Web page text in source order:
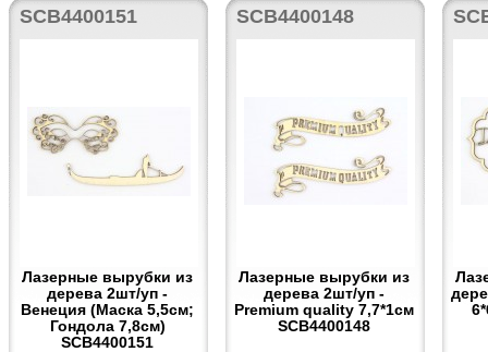
SCB4400151
Лазерные вырубки из
дерева 2шт/уп -
Венеция (Маска 5,5см;
Гондола 7,8см)
SCB4400151
SCB4400148
Лазерные вырубки из
дерева 2шт/уп -
Premium quality 7,7*1см
SCB4400148